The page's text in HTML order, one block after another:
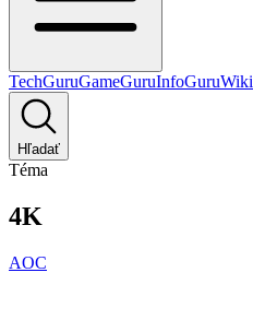
TechGuruGameGuruInfoGuruWiki
Hľadať
Téma
4K
AOC